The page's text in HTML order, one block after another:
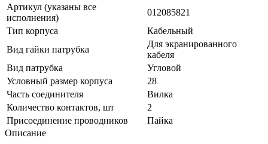
Артикул (указаны все
исполнения)
012085821
Тип корпуса
Кабельный
Вид гайки патрубка
Для экранированного
кабеля
Вид патрубка
Угловой
Условный размер корпуса
28
Часть соединителя
Вилка
Количество контактов, шт
2
Присоединение проводников
Пайка
Описание